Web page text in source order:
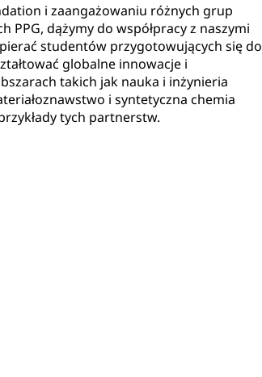
i zaangażowaniu różnych grup
PPG, dążymy do współpracy z naszymi
studentów przygotowujących się do
globalne innowacje i
takich jak nauka i inżynieria
i syntetyczna chemia
tych partnerstw.